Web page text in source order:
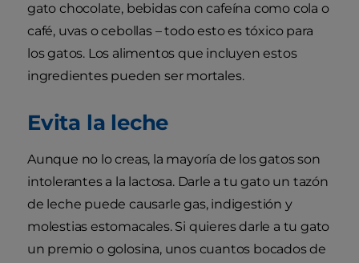
gato chocolate, bebidas con cafeína como cola o
café, uvas o cebollas – todo esto es tóxico para
los gatos. Los alimentos que incluyen estos
ingredientes pueden ser mortales.
Evita la leche
Aunque no lo creas, la mayoría de los gatos son
intolerantes a la lactosa. Darle a tu gato un tazón
de leche puede causarle gas, indigestión y
molestias estomacales. Si quieres darle a tu gato
un premio o golosina, unos cuantos bocados de